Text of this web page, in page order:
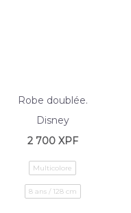
Robe doublée.
Disney
2 700 XPF
Multicolore
8 ans / 128 cm